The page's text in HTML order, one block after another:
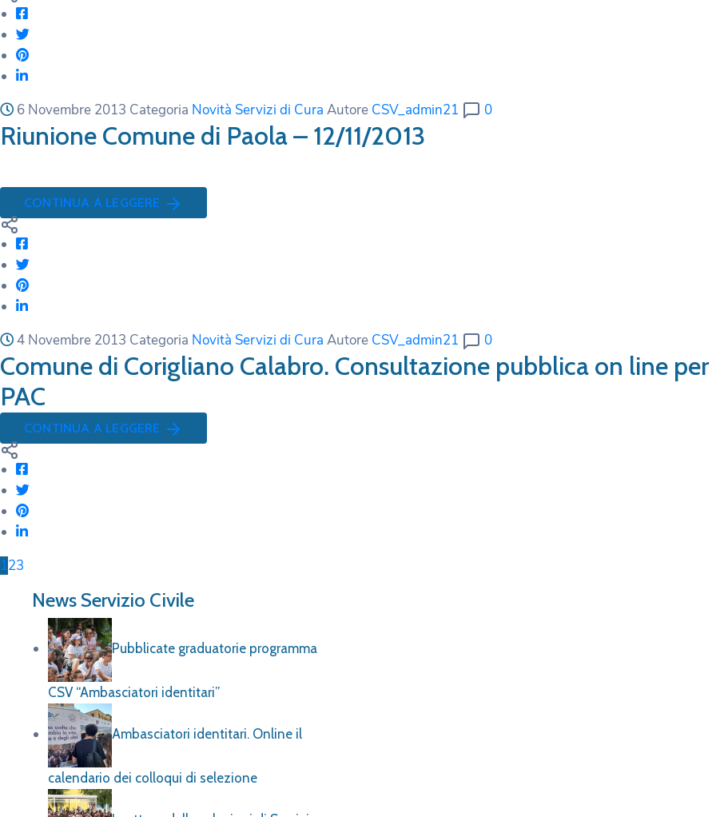
6 Novembre 2013 Categoria Novità Servizi di Cura Autore CSV_admin21 0
Riunione Comune di Paola – 12/11/2013
CONTINUA A LEGGERE
4 Novembre 2013 Categoria Novità Servizi di Cura Autore CSV_admin21 0
Comune di Corigliano Calabro. Consultazione pubblica on line per
PAC
CONTINUA A LEGGERE
123
News Servizio Civile
Pubblicate graduatorie programma
CSV “Ambasciatori identitari”
Ambasciatori identitari. Online il
calendario dei colloqui di selezione